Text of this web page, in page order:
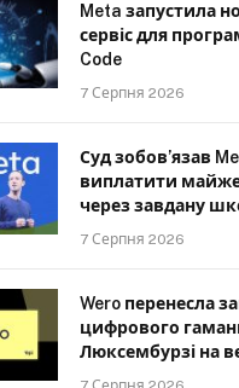
Meta запустила
сервіс для
Code
7 Серпня 2026
Суд зобов’язав
виплатити
через завдану
7 Серпня 2026
Wero перенесла
цифрового
Люксембурзі на